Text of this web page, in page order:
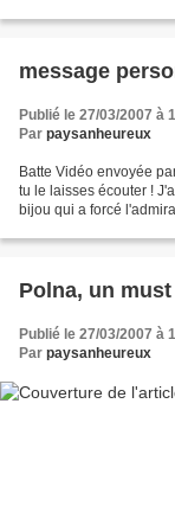
message
Publié le 27/03/2007 à
Par paysanheureux
Batte Vidéo envoyée
tu le laisses écouter !
bijou qui a forcé
Polna, un must
Publié le 27/03/2007 à
Par paysanheureux